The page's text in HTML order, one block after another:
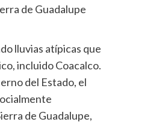
de Guadalupe
lluvias atípicas que
incluido Coacalco.
del Estado, el
de Guadalupe,